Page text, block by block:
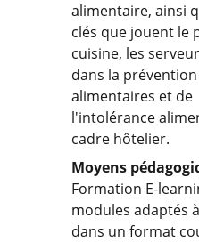
alimentaire, ainsi
clés que jouent le
cuisine, les
dans la
alimentaires et de
l'intolérance
cadre hôtelier.
Moyens
Formation E-
modules adaptés
dans un format